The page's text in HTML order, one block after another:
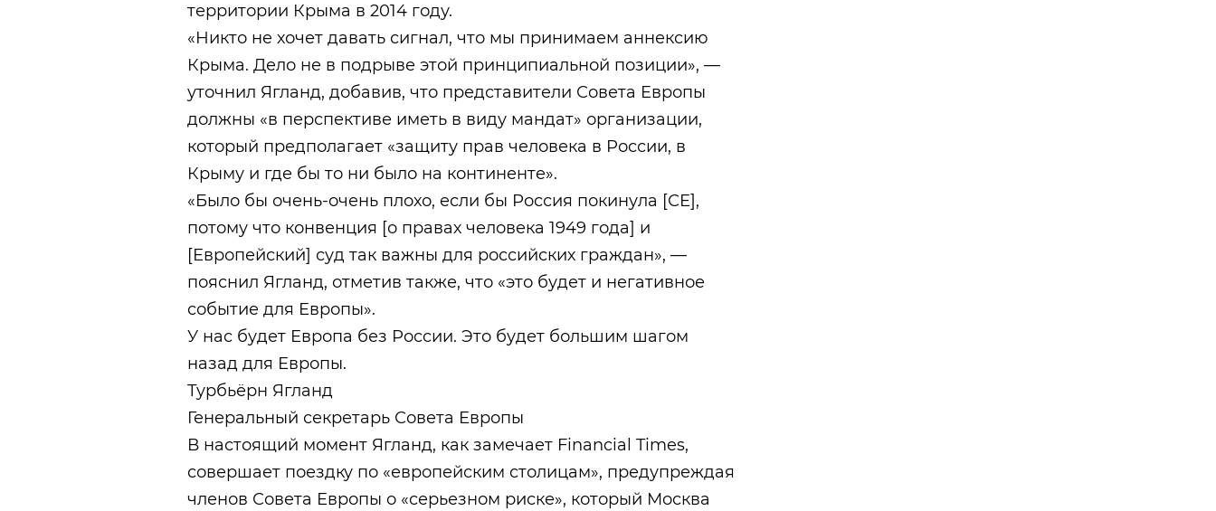
территории Крыма в 2014 году.
«Никто не хочет давать сигнал, что мы принимаем аннексию
Крыма. Дело не в подрыве этой принципиальной позиции», —
уточнил Ягланд, добавив, что представители Совета Европы
должны «в перспективе иметь в виду мандат» организации,
который предполагает «защиту прав человека в России, в
Крыму и где бы то ни было на континенте».
«Было бы очень-очень плохо, если бы Россия покинула [СЕ],
потому что конвенция [о правах человека 1949 года] и
[Европейский] суд так важны для российских граждан», —
пояснил Ягланд, отметив также, что «это будет и негативное
событие для Европы».
У нас будет Европа без России. Это будет большим шагом
назад для Европы.
Турбьёрн Ягланд
Генеральный секретарь Совета Европы
В настоящий момент Ягланд, как замечает Financial Times,
совершает поездку по «европейским столицам», предупреждая
членов Совета Европы о «серьезном риске», который Москва